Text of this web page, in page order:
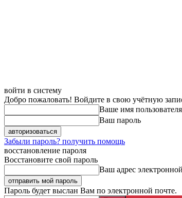
войти в систему
Добро пожаловать! Войдите в свою учётную
Ваше имя пользователя
Ваш пароль
Забыли пароль? получить помощь
восстановление пароля
Восстановите свой пароль
Ваш адрес
Пароль будет выслан Вам по электронной почте.